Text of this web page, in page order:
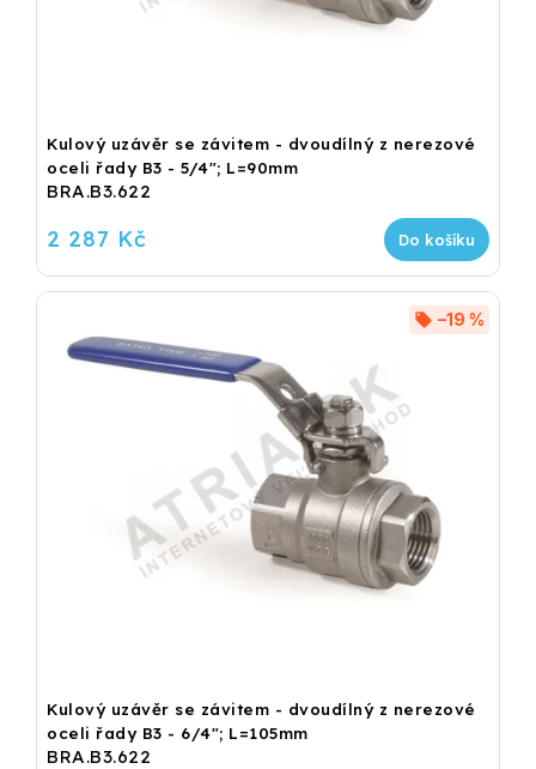
Kulový uzávěr se závitem - dvoudílný z nerezové
oceli řady B3 - 5/4"; L=90mm
BRA.B3.622
2 287 Kč Do košíku
Kulový uzávěr se závitem - dvoudílný z nerezové
oceli řady B3 - 6/4"; L=105mm
BRA.B3.622
–19 %